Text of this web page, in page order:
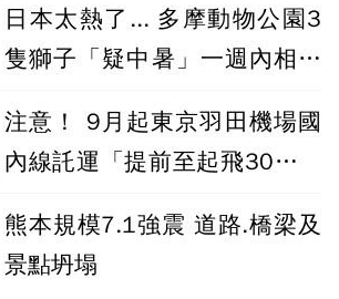
日本太熱了... 多摩動物公園3
隻獅子「疑中暑」一週內相繼
注意！ 9月起東京羽田機場國
內線託運「提前至起飛30分鐘
熊本規模7.1強震 道路.橋梁及
景點坍塌